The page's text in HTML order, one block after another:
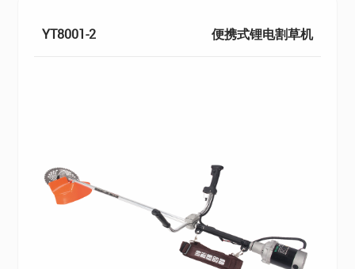
YT8001-2 便携式锂电割草机